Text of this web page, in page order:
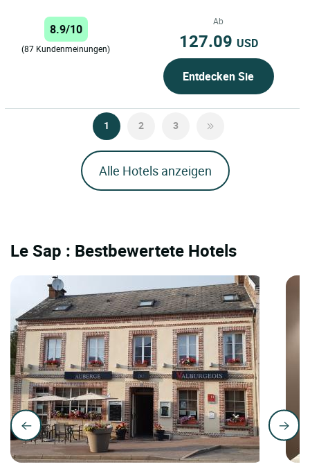
8.9/10
(87 Kundenmeinungen)
Ab
127.09 USD
Entdecken Sie
1 2 3
Alle Hotels anzeigen
Le Sap : Bestbewertete Hotels